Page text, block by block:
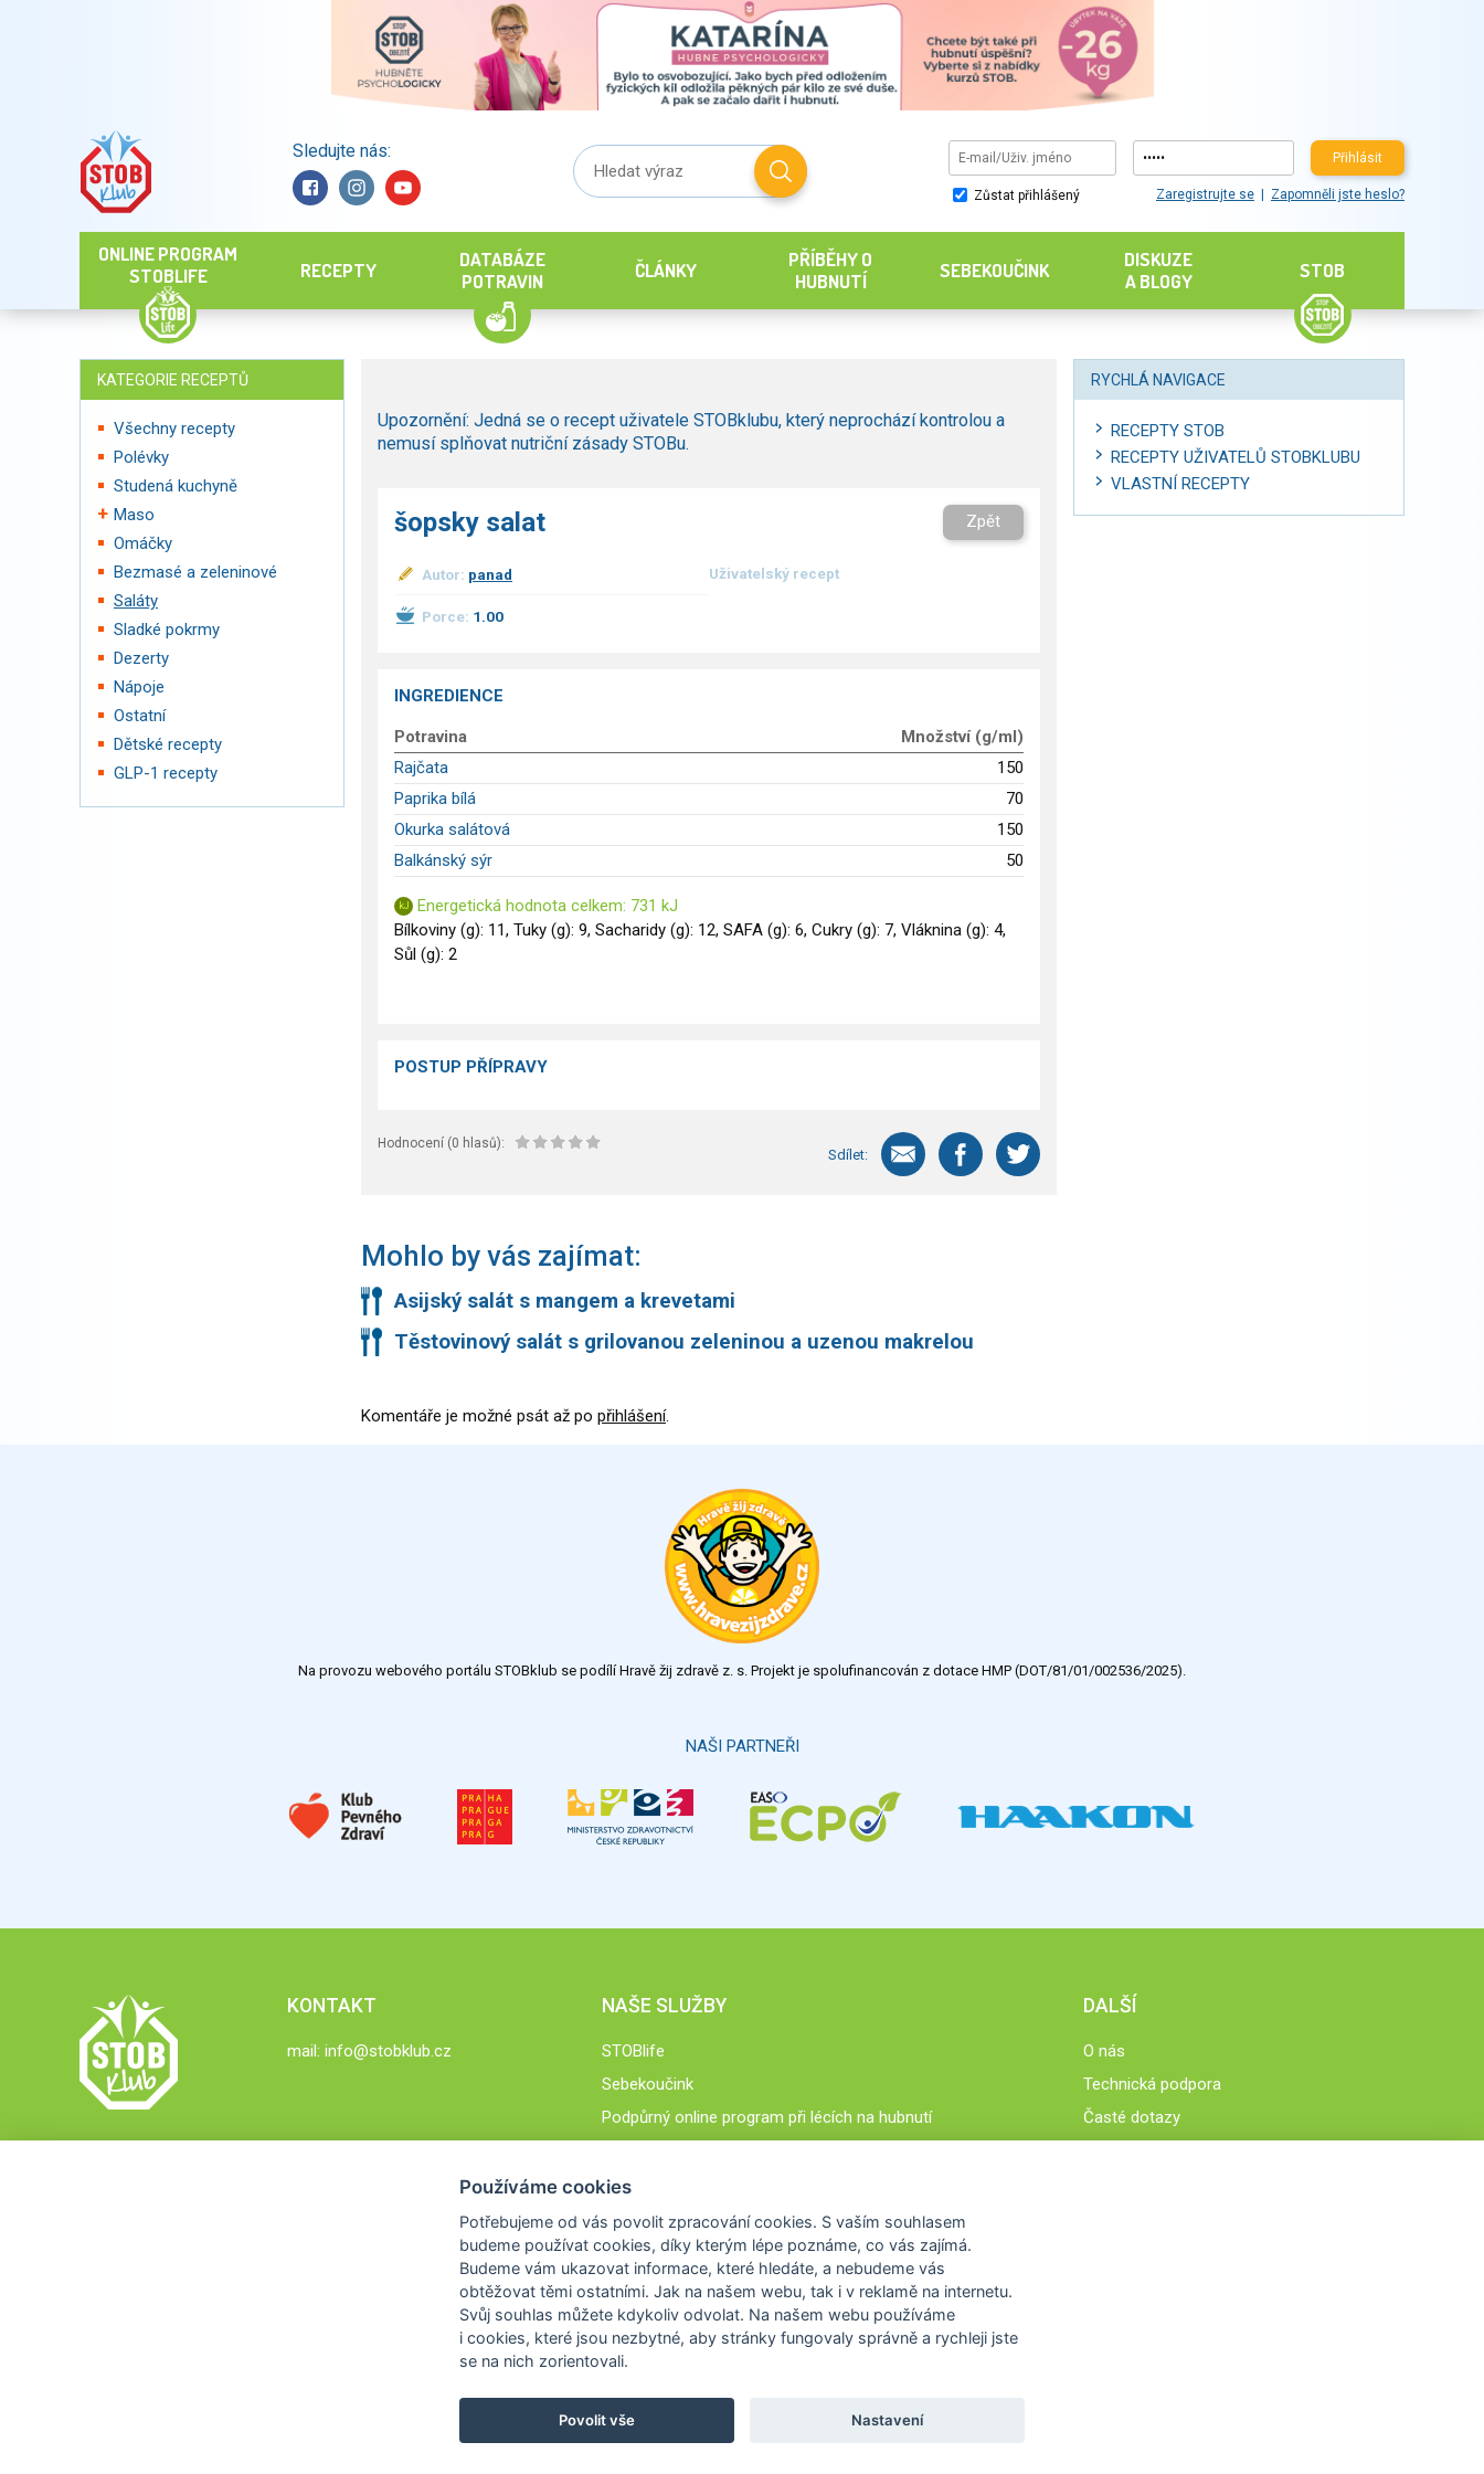
Sledujte nás: Přihlásit
Zůstat přihlášený Zaregistrujte se Zapomněli jste heslo?
ONLINE PROGRAM
STOBLIFE
RECEPTY
DATABÁZE
POTRAVIN
ČLÁNKY
PŘÍBĚHY O
HUBNUTÍ
SEBEKOUČINK
DISKUZE
A BLOGY
STOB
KATEGORIE RECEPTŮ
Všechny recepty
Polévky
Studená kuchyně
Maso
Omáčky
Bezmasé a zeleninové
Saláty
Sladké pokrmy
Dezerty
Nápoje
Ostatní
Dětské recepty
GLP-1 recepty
Upozornění: Jedná se o recept uživatele STOBklubu, který neprochází kontrolou a
nemusí splňovat nutriční zásady STOBu.
šopsky salat Zpět
Autor: panad Uživatelský recept
Porce: 1.00
INGREDIENCE
Potravina
Množství (g/ml)
Rajčata
150
Paprika bílá
70
Okurka salátová
150
Balkánský sýr
50
Energetická hodnota celkem: 731 kJ
Bílkoviny (g): 11, Tuky (g): 9, Sacharidy (g): 12, SAFA (g): 6, Cukry (g): 7, Vláknina (g): 4,
Sůl (g): 2
POSTUP PŘÍPRAVY
Hodnocení (0 hlasů):
Sdílet:
Mohlo by vás zajímat:
Asijský salát s mangem a krevetami
Těstovinový salát s grilovanou zeleninou a uzenou makrelou
Komentáře je možné psát až po přihlášení.
RYCHLÁ NAVIGACE
RECEPTY STOB
RECEPTY UŽIVATELŮ STOBKLUBU
VLASTNÍ RECEPTY
Na provozu webového portálu STOBklub se podílí Hravě žij zdravě z. s. Projekt je spolufinancován z dotace HMP (DOT/81/01/002536/2025).
NAŠI PARTNEŘI
KONTAKT
mail: info@stobklub.cz
NAŠE SLUŽBY
STOBlife
Sebekoučink
Podpůrný online program při lécích na hubnutí
DALŠÍ
O nás
Technická podpora
Časté dotazy
Používáme cookies
Potřebujeme od vás povolit zpracování cookies. S vaším souhlasem
budeme používat cookies, díky kterým lépe poznáme, co vás zajímá.
Budeme vám ukazovat informace, které hledáte, a nebudeme vás
obtěžovat těmi ostatními. Jak na našem webu, tak i v reklamě na internetu.
Svůj souhlas můžete kdykoliv odvolat. Na našem webu používáme
i cookies, které jsou nezbytné, aby stránky fungovaly správně a rychleji jste
se na nich zorientovali.
Povolit vše Nastavení